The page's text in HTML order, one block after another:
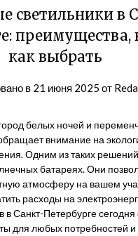
светильники в
как выбрать
в 21 июня 2025 от
белых ночей и
внимание на
Одним из таких решений
батареях. Они
атмосферу на вашем
расходы на
в Санкт-Петербурге
для любых потребностей